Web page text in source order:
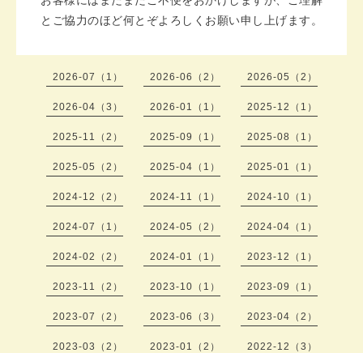
とご協力のほど何とぞよろしくお願い申し上げます。
2026-07（1） 2026-06（2） 2026-05（2）
2026-04（3） 2026-01（1） 2025-12（1）
2025-11（2） 2025-09（1） 2025-08（1）
2025-05（2） 2025-04（1） 2025-01（1）
2024-12（2） 2024-11（1） 2024-10（1）
2024-07（1） 2024-05（2） 2024-04（1）
2024-02（2） 2024-01（1） 2023-12（1）
2023-11（2） 2023-10（1） 2023-09（1）
2023-07（2） 2023-06（3） 2023-04（2）
2023-03（2） 2023-01（2） 2022-12（3）